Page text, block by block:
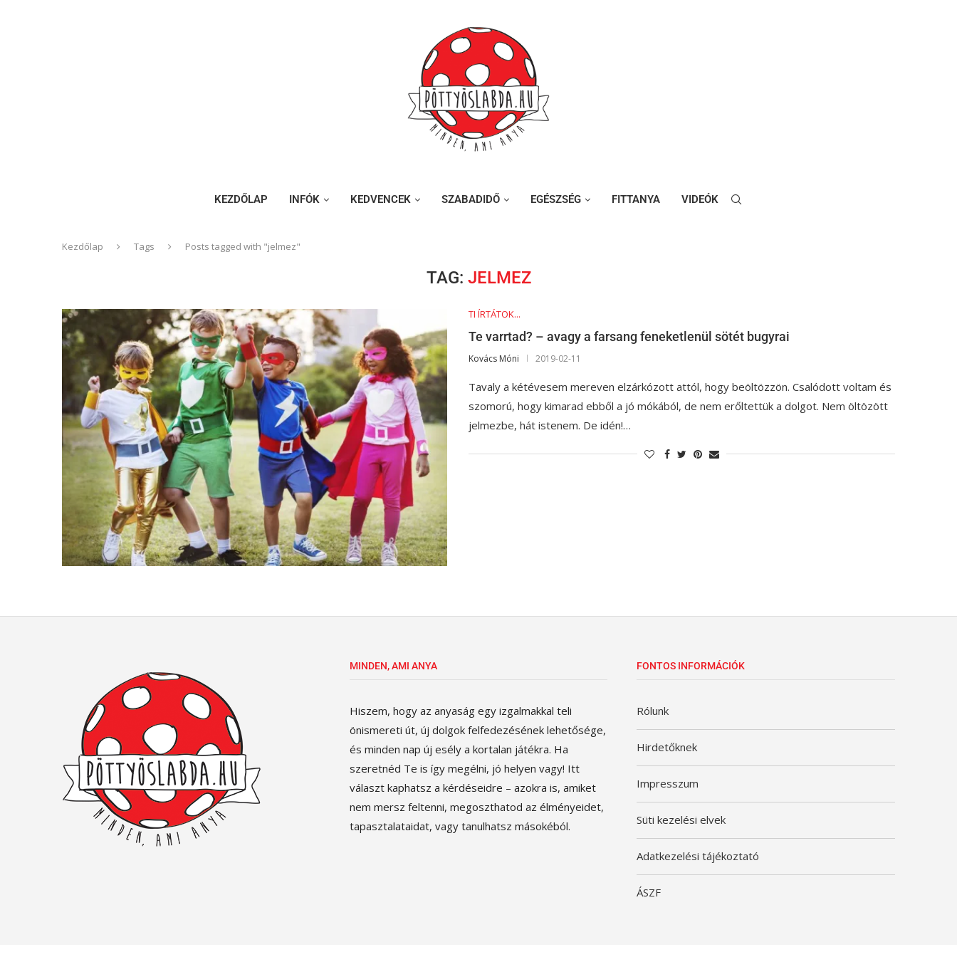
KEZDŐLAP INFÓK KEDVENCEK SZABADIDŐ EGÉSZSÉG FITTANYA VIDEÓK
Kezdőlap Tags Posts tagged with "jelmez"
TAG: JELMEZ
TI ÍRTÁTOK...
Te varrtad? – avagy a farsang feneketlenül sötét bugyrai
Kovács Móni 2019-02-11
Tavaly a kétévesem mereven elzárkózott attól, hogy beöltözzön. Csalódott voltam és
szomorú, hogy kimarad ebből a jó mókából, de nem erőltettük a dolgot. Nem öltözött
jelmezbe, hát istenem. De idén!…
MINDEN, AMI ANYA
Hiszem, hogy az anyaság egy izgalmakkal teli
önismereti út, új dolgok felfedezésének lehetősége,
és minden nap új esély a kortalan játékra. Ha
szeretnéd Te is így megélni, jó helyen vagy! Itt
választ kaphatsz a kérdéseidre – azokra is, amiket
nem mersz feltenni, megoszthatod az élményeidet,
tapasztalataidat, vagy tanulhatsz másokéból.
FONTOS INFORMÁCIÓK
Rólunk
Hirdetőknek
Impresszum
Süti kezelési elvek
Adatkezelési tájékoztató
ÁSZF